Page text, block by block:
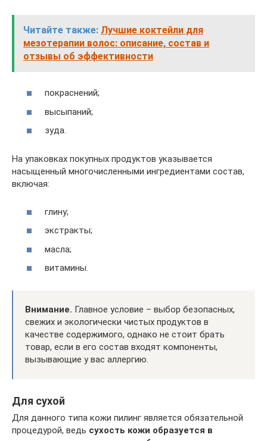
Читайте также: Лучшие коктейли для
мезотерапии волос: описание, состав и
отзывы об эффективности
покраснений;
высыпаний;
зуда.
На упаковках покупных продуктов указывается
насыщенный многочисленными ингредиентами состав,
включая:
глину;
экстракты;
масла;
витамины.
Внимание. Главное условие – выбор безопасных,
свежих и экологически чистых продуктов в
качестве содержимого, однако не стоит брать
товар, если в его состав входят компоненты,
вызывающие у вас аллергию.
Для сухой
Для данного типа кожи пилинг является обязательной
процедурой, ведь сухость кожи образуется в